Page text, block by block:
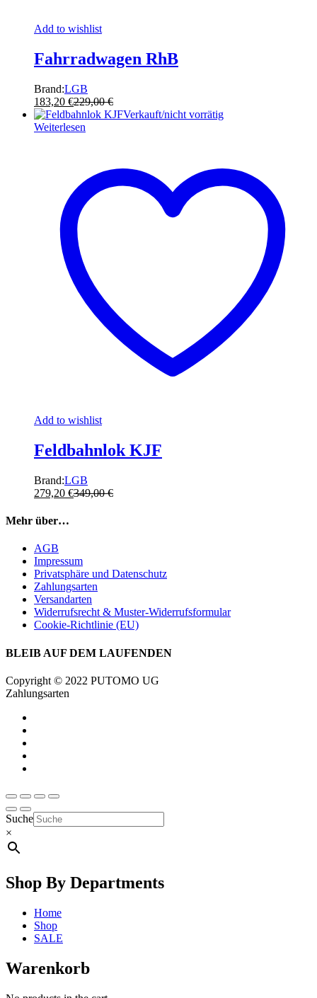
Add to wishlist
Fahrradwagen RhB
Brand:LGB
183,20 €229,00€
Verkauft/nicht vorrätig
Weiterlesen
Add to wishlist
Feldbahnlok KJF
Brand:LGB
279,20 €349,00€
Mehr über…
AGB
Impressum
Privatsphäre und Datenschutz
Zahlungsarten
Versandarten
Widerrufsrecht & Muster-Widerrufsformular
Cookie-Richtlinie (EU)
BLEIB AUF DEM LAUFENDEN
Copyright © 2022 PUTOMO UG
Zahlungsarten
Suche
×
Shop By Departments
Home
Shop
SALE
Warenkorb